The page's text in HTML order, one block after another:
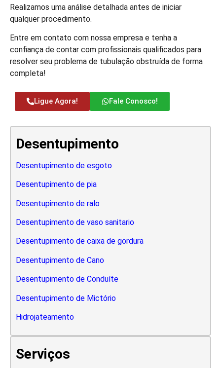
Realizamos uma análise detalhada antes de iniciar
qualquer procedimento.
Entre em contato com nossa empresa e tenha a
confiança de contar com profissionais qualificados para
resolver seu problema de tubulação obstruída de forma
completa!
Ligue Agora! Fale Conosco!
Desentupimento
Desentupimento de esgoto
Desentupimento de pia
Desentupimento de ralo
Desentupimento de vaso sanitario
Desentupimento de caixa de gordura
Desentupimento de Cano
Desentupimento de Conduíte
Desentupimento de Mictório
Hidrojateamento
Serviços